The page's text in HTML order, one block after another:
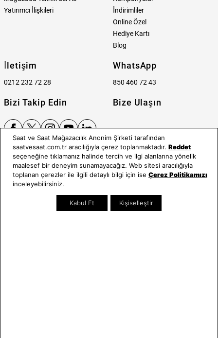
Yatırımcı İlişkileri
İndirimliler
Online Özel
Hediye Kartı
Blog
İletişim
0212 232 72 28
WhatsApp
850 460 72 43
Bizi Takip Edin Bize Ulaşın
E-BÜLTEN
Bültene üye olun, kampanya ve süprizleri kaçırmayın
E-posta Adresiniz
Saat ve Saat Mağazacılık Anonim Şirketi tarafından
saatvesaat.com.tr aracılığıyla çerez toplanmaktadır. Reddet
seçeneğine tıklamanız halinde tercih ve ilgi alanlarına yönelik
maalesef bir deneyim sunamayacağız. Web sitesi aracılığıyla
toplanan çerezler ile ilgili detaylı bilgi için ise Çerez Politikamızı
inceleyebilirsiniz.
Kabul Et Kişiselleştir